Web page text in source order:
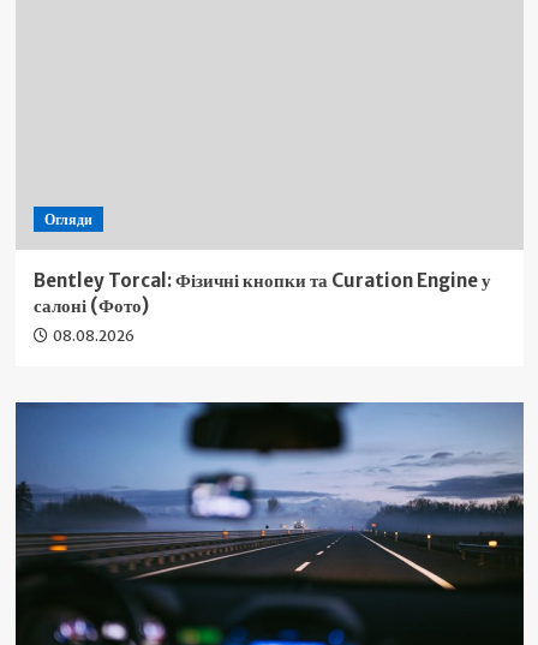
Огляди
Bentley Torcal: Фізичні кнопки та Curation Engine у
салоні (Фото)
08.08.2026